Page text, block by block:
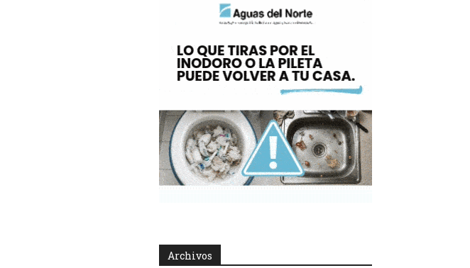
Archivos